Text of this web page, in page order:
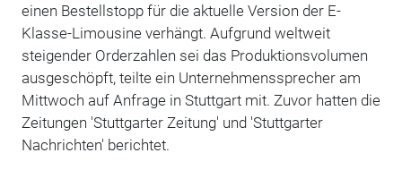
einen Bestellstopp für die aktuelle Version der E-
Klasse-Limousine verhängt. Aufgrund weltweit
steigender Orderzahlen sei das Produktionsvolumen
ausgeschöpft, teilte ein Unternehmenssprecher am
Mittwoch auf Anfrage in Stuttgart mit. Zuvor hatten die
Zeitungen 'Stuttgarter Zeitung' und 'Stuttgarter
Nachrichten' berichtet.